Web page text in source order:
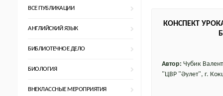
ВСЕ ПУБЛИКАЦИИ
АНГЛИЙСКИЙ ЯЗЫК
БИБЛИОТЕЧНОЕ ДЕЛО
БИОЛОГИЯ
ВНЕКЛАССНЫЕ МЕРОПРИЯТИЯ
КОНСПЕКТ
Автор: Чубик
"ЦВР "Әулет", г.